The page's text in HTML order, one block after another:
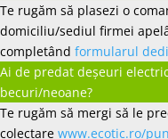
Te rugăm să plasezi o
domiciliu/sediul firmei
completând formularul
Ai de predat deșeuri
becuri/neoane?
Te rugăm să mergi să le
colectare www.ecotic.ro/